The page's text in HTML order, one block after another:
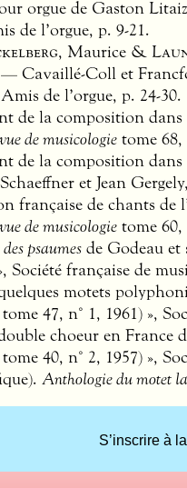
orgue de Gaston
de l’orgue, p. 9-21.
, Maurice &
— Cavaillé-Coll et
de l’orgue, p. 24-30.
de la composition
de musicologie tome 68,
de la composition
et Jean
française de chants de
de musicologie tome 60,
psaumes de Godeau et
Société française de
motets
tome 47, n° 1, 1961) »,
choeur en France
tome 40, n° 2, 1957) »,
Anthologie du motet
S’inscrire à